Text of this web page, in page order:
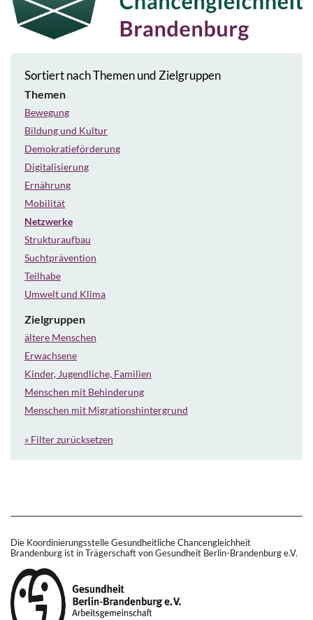
Sortiert nach Themen und Zielgruppen
Themen
Bewegung
Bildung und Kultur
Demokratieförderung
Digitalisierung
Ernährung
Mobilität
Netzwerke
Strukturaufbau
Suchtprävention
Teilhabe
Umwelt und Klima
Zielgruppen
ältere Menschen
Erwachsene
Kinder, Jugendliche, Familien
Menschen mit Behinderung
Menschen mit Migrationshintergrund
» Filter zurücksetzen
Die Koordinierungsstelle Gesundheitliche Chancengleichheit
Brandenburg ist in Trägerschaft von Gesundheit Berlin-Brandenburg e.V.